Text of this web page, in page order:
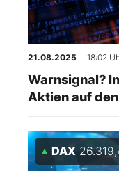
21.08.2025 · 18:02
Warnsignal?
Aktien auf
DAX